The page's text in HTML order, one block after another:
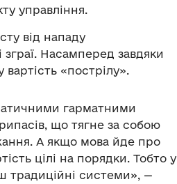
управління.
від нападу
зграї. Насамперед завдяки
«пострілу».
гарматними
що тягне за собою
А якщо мова йде про
цілі на порядки. Тобто у
традиційні системи», —